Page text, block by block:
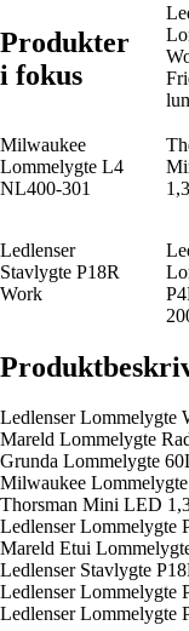
Produkter
i fokus
Milwaukee
Lommelygte L4
NL400-301
Ledlenser
Stavlygte P18R
Work
Ledlenser Lommelygte
Mareld Lommelygte
Grunda Lommelygte
Milwaukee
Thorsman Mini LED
Ledlenser Lommelygte
Mareld Etui
Ledlenser Stavlygte
Ledlenser Lommelygte
Ledlenser Lommelygte